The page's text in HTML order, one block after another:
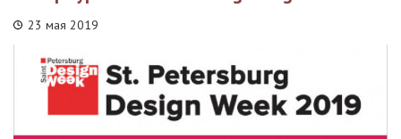
23 мая 2019